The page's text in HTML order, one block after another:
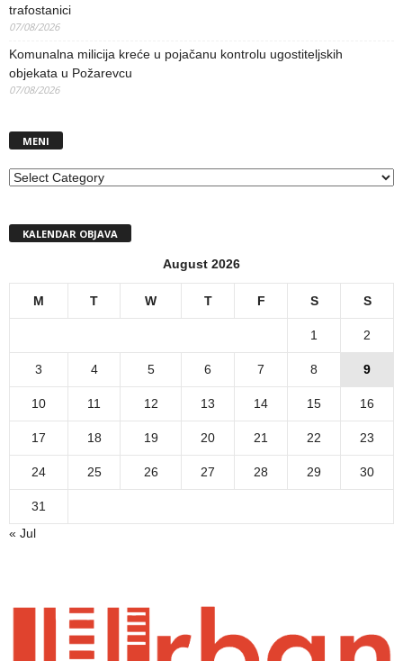
trafostanici
07/08/2026
Komunalna milicija kreće u pojačanu kontrolu ugostiteljskih
objekata u Požarevcu
07/08/2026
MENI
MENI
KALENDAR OBJAVA
August 2026
M T W T F S S
1 2
3 4 5 6 7 8 9
10 11 12 13 14 15 16
17 18 19 20 21 22 23
24 25 26 27 28 29 30
31
« Jul